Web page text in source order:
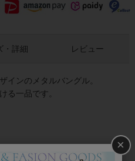
インのメタルバングル。
る一品です。
・詳細 レビュー
×